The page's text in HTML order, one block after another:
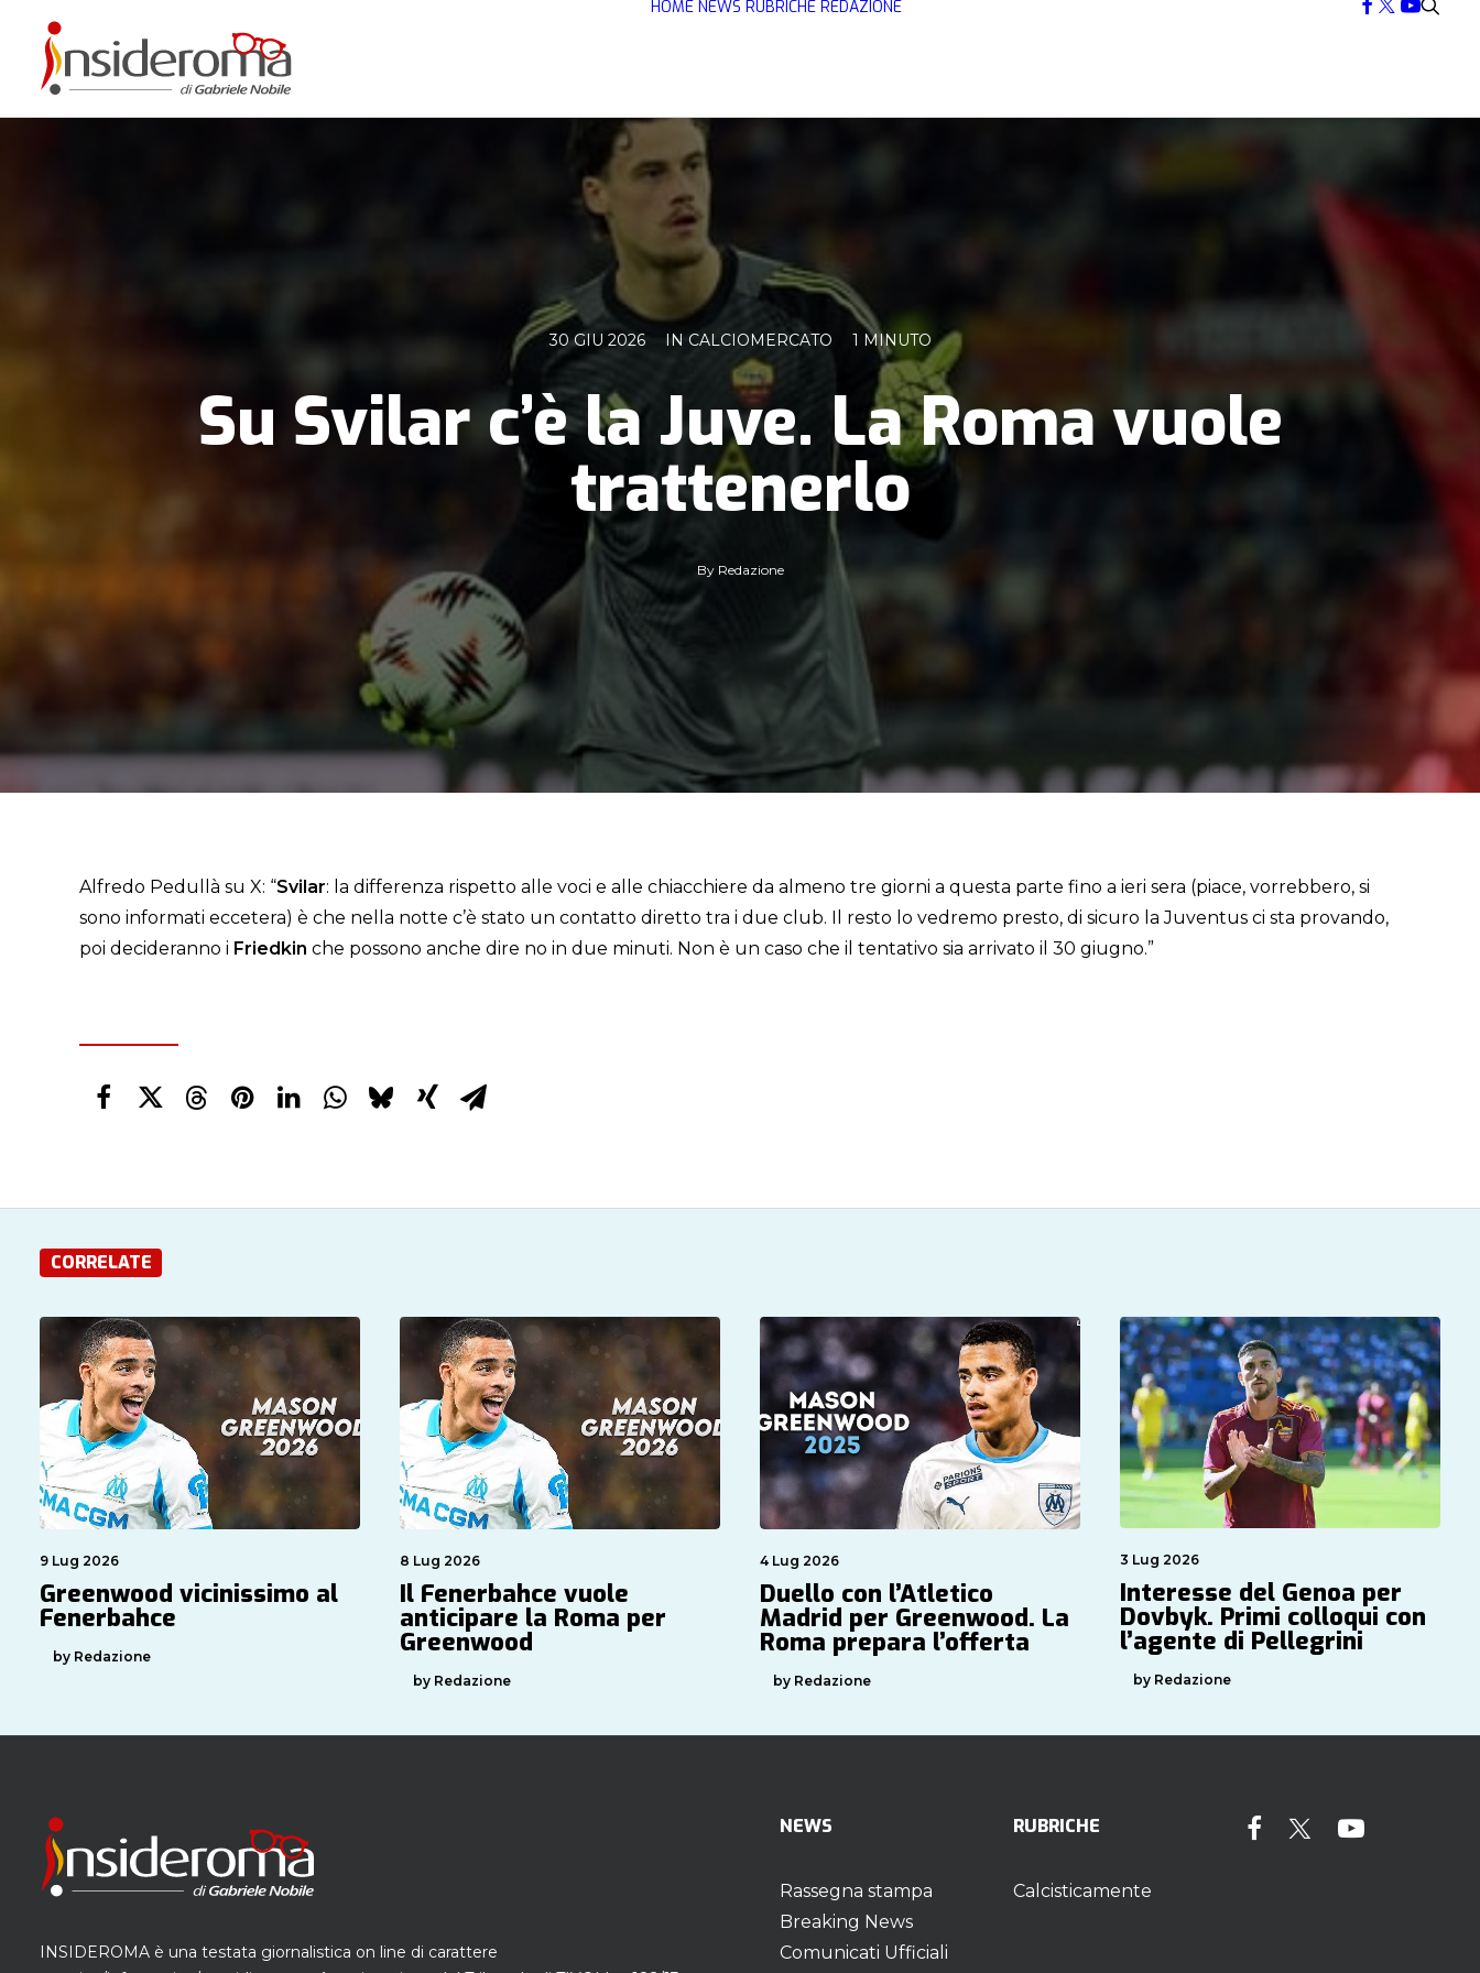
HOME NEWS RUBRICHE REDAZIONE
30 GIU 2026 IN CALCIOMERCATO 1 MINUTO
Su Svilar c’è la Juve. La Roma vuole
trattenerlo
By Redazione
Alfredo Pedullà su X: “Svilar: la differenza rispetto alle voci e alle chiacchiere da almeno tre giorni a questa parte fino a ieri sera (piace, vorrebbero, si
sono informati eccetera) è che nella notte c’è stato un contatto diretto tra i due club. Il resto lo vedremo presto, di sicuro la Juventus ci sta provando,
poi decideranno i Friedkin che possono anche dire no in due minuti. Non è un caso che il tentativo sia arrivato il 30 giugno.”
CORRELATE
9 Lug 2026
Greenwood vicinissimo al
Fenerbahce
by Redazione
8 Lug 2026
Il Fenerbahce vuole
anticipare la Roma per
Greenwood
by Redazione
4 Lug 2026
Duello con l’Atletico
Madrid per Greenwood. La
Roma prepara l’offerta
by Redazione
3 Lug 2026
Interesse del Genoa per
Dovbyk. Primi colloqui con
l’agente di Pellegrini
by Redazione
INSIDEROMA è una testata giornalistica on line di carattere
NEWS
Rassegna stampa
Breaking News
Comunicati Ufficiali
RUBRICHE
Calcisticamente